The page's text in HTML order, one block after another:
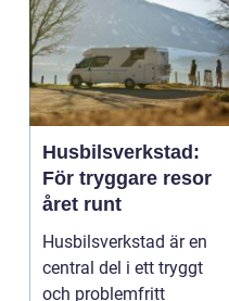
Husbilsverkstad:
För tryggare resor
året runt
Husbilsverkstad är en
central del i ett tryggt
och problemfritt